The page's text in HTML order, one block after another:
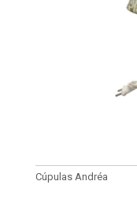
Cúpulas Andréa